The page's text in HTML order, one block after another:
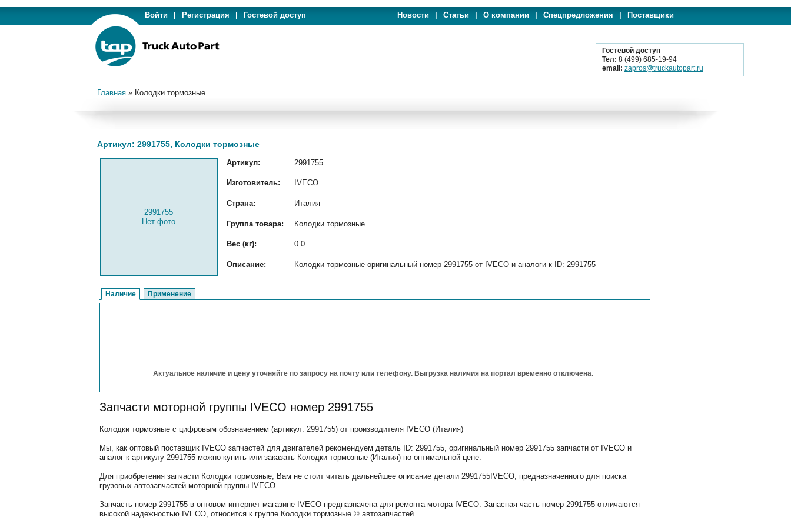
Войти Регистрация Гостевой доступ Новости Статьи О компании Спецпредложения Поставщики
Гостевой доступ
Тел: 8 (499) 685-19-94
email: zapros@truckautopart.ru
Главная» Колодки тормозные
Артикул: 2991755, Колодки тормозные
2991755
Нет фото
Артикул: 2991755
Изготовитель: IVECO
Страна: Италия
Группа товара: Колодки тормозные
Вес (кг): 0.0
Описание: Колодки тормозные оригинальный номер 2991755 от IVECO и аналоги к ID: 2991755
Наличие Применение
Актуальное наличие и цену уточняйте по запросу на почту или телефону. Выгрузка наличия на портал временно отключена.
Запчасти моторной группы IVECO номер 2991755
Колодки тормозные с цифровым обозначением (артикул: 2991755) от производителя IVECO (Италия)
Мы, как оптовый поставщик IVECO запчастей для двигателей рекомендуем деталь ID: 2991755, оригинальный номер 2991755 запчасти от IVECO и
аналог к артикулу 2991755 можно купить или заказать Колодки тормозные (Италия) по оптимальной цене.
Для приобретения запчасти Колодки тормозные, Вам не стоит читать дальнейшее описание детали 2991755IVECO, предназначенного для поиска
грузовых автозапчастей моторной группы IVECO.
Запчасть номер 2991755 в оптовом интернет магазине IVECO предназначена для ремонта мотора IVECO. Запасная часть номер 2991755 отличаются
высокой надежностью IVECO, относится к группе Колодки тормозные © автозапчастей.